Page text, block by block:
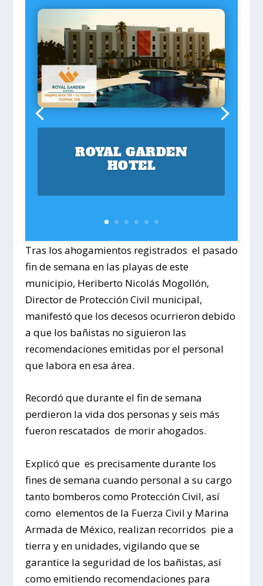
ROYAL GARDEN
HOTEL
Tras los ahogamientos registrados el pasado
fin de semana en las playas de este
municipio, Heriberto Nicolás Mogollón,
Director de Protección Civil municipal,
manifestó que los decesos ocurrieron debido
a que los bañistas no siguieron las
recomendaciones emitidas por el personal
que labora en esa área.
Recordó que durante el fin de semana
perdieron la vida dos personas y seis más
fueron rescatados de morir ahogados.
Explicó que es precisamente durante los
fines de semana cuando personal a su cargo
tanto bomberos como Protección Civil, así
como elementos de la Fuerza Civil y Marina
Armada de México, realizan recorridos pie a
tierra y en unidades, vigilando que se
garantice la seguridad de los bañistas, así
como emitiendo recomendaciones para